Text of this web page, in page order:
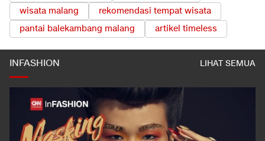
wisata malang
rekomendasi tempat wisata
pantai balekambang malang
artikel timeless
INFASHION LIHAT SEMUA